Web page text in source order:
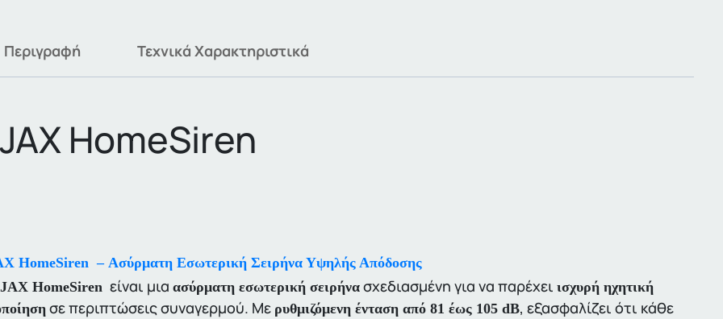
Περιγραφή Τεχνικά Χαρακτηριστικά
HomeSiren
HomeSiren – Ασύρματη Εσωτερική Σειρήνα Υψηλής Απόδοσης
HomeSiren είναι μια ασύρματη εσωτερική σειρήνασχεδιασμένη για να παρέχει ισχυρή ηχητική
σε περιπτώσεις συναγερμού. Με ρυθμιζόμενη ένταση από 81 έως 105 dB, εξασφαλίζει ότι κάθε